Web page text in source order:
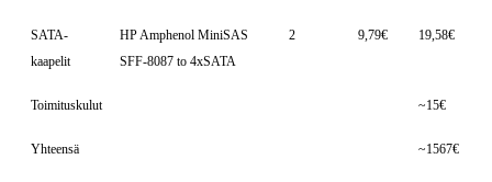
SATA-
kaapelit
HP Amphenol MiniSAS
SFF-8087 to 4xSATA
2 9,79€ 19,58€
Toimituskulut ~15€
Yhteensä ~1567€